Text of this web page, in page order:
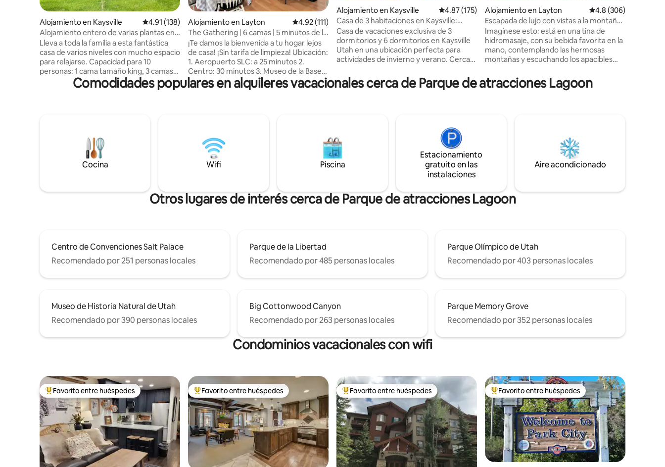
Alojamiento en Kaysville Calificación promedio: 4.91 de 5, 138 reseñas
4.91 (138)
Alojamiento entero de varias plantas en
Kaysville • CloverMeadow
Lleva a toda la familia a esta fantástica
casa de varios niveles con mucho espacio
para relajarse. Capacidad para 10
personas: 1 cama tamaño king, 3 camas
tamaño queen, 1 sofá cama tamaño
queen. 4 dormitorios, 3 baños, sala de
minutos de rutas de senderismo,
campings, el templo de Layton, tiendas
de comestibles, tiendas y restaurantes.
A 20-30 minutos de Lagoon, Snow Basin,
City. Reserva tu estancia ahora
Alojamiento en Layton Calificación promedio: 4.92 de 5, 111 reseñas
4.92 (111)
The Gathering | 6 camas | 5 minutos de la
base de la FA
¡Te damos la bienvenida a tu hogar lejos
de casa! ¡Sin tarifa de limpieza! Ubicación:
1. Aeropuerto SLC: a 25 minutos 2.
Centro: 30 minutos 3. Museo de la Base
Aérea: 5 minutos 4. Laguna: 18 minutos
Incluye: - 6 camas (2 tamaño queen, 4
jardín trasero. - Aire acondicionado *Los
anfitriones viven en la unidad del sótano,
entrada y espacio habitable separados*
(De vez en cuando escucharás el ladrido
Alojamiento en Kaysville Calificación promedio: 4.87 de 5, 175 reseñas
4.87 (175)
Casa de 3 habitaciones en Kaysville:
¡laguna, Salt Lake City, esquí!
Casa de vacaciones exclusiva de 3
dormitorios y 6 dormitorios en Kaysville
Utah en una ubicación perfecta para
actividades de invierno y verano. Cerca
laguna, Cherry Hill, Boondocks. Se puede
caminar hasta el parque, la biblioteca y
Ideal para visitar a amigos y familiares en
senderismo y actividades al aire libre en
verano, esquiar en invierno o visitar a la
familia localmente mientras disfrutas de
Alojamiento en Layton Calificación
4.8 (306)
Escapada de lujo con vistas a la montaña
en SLC
Imagínese esto: está en una tina de
hidromasaje, con su bebida favorita en la
mano, contemplando las hermosas
montañas y escuchando los apacibles
increíble? ¡LO ES! Venga a hospedarse
con nosotros; ¡escápese, relájese y
el caso No se permiten fiestas ni
eventos. Se cobrará una tarifa si los
huéspedes organizan una fiesta. Hay una
Comodidades populares en alquileres vacacionales cerca de Parque de atracciones Lagoon
Cocina Wifi Piscina
Estacionamiento
gratuito en las
instalaciones
Aire acondicionado
Otros lugares de interés cerca de Parque de atracciones Lagoon
Centro de Convenciones Salt Palace
Recomendado por 251 personas locales
Parque de la Libertad
Recomendado por 485 personas locales
Parque Olímpico de Utah
Recomendado por 403 personas locales
Museo de Historia Natural de Utah
Recomendado por 390 personas locales
Big Cottonwood Canyon
Recomendado por 263 personas locales
Parque Memory Grove
Recomendado por 352 personas locales
Condominios vacacionales con wifi
Favorito entre huéspedes preferido
Favorito entre huéspedes Favorito entre huéspedes preferido
Favorito entre huéspedes Favorito entre huéspedes preferido
Favorito entre huéspedes Favorito entre huéspedes preferido
Favorito entre huéspedes